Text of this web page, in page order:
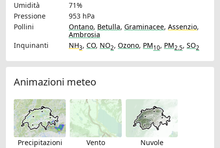
Umidità
71%
Pressione
953 hPa
Pollini
Ontano, Betulla, Graminacee, Assenzio,
Ambrosia
Inquinanti
NH3, CO, NO2, Ozono, PM10, PM2.5, SO2
Animazioni meteo
Precipitazioni Vento Nuvole